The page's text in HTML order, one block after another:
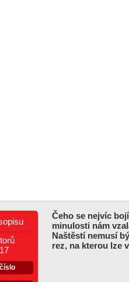
Čeho se nejvíc
minulosti nám
Naštěstí nemusí
rez, na kterou lze